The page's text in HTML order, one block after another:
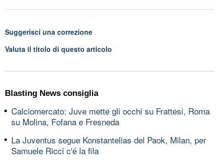
Suggerisci una correzione
Valuta il titolo di questo articolo
Blasting News consiglia
Calciomercato: Juve mette gli occhi su Frattesi, Roma
su Molina, Fofana e Fresneda
La Juventus segue Konstantelias del Paok, Milan, per
Samuele Ricci c'é la fila